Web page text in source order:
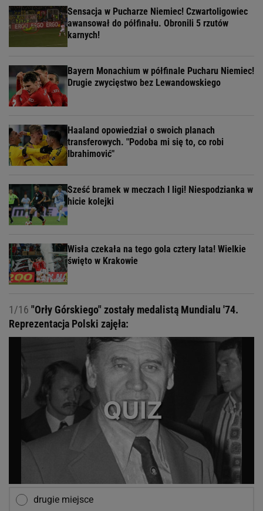
Sensacja w Pucharze Niemiec! Czwartoligowiec
awansował do półfinału. Obronili 5 rzutów
karnych!
Bayern Monachium w półfinale Pucharu Niemiec!
Drugie zwycięstwo bez Lewandowskiego
Haaland opowiedział o swoich planach
transferowych. "Podoba mi się to, co robi
Ibrahimović"
Sześć bramek w meczach I ligi! Niespodzianka w
hicie kolejki
Wisła czekała na tego gola cztery lata! Wielkie
święto w Krakowie
1/16 "Orły Górskiego" zostały medalistą Mundialu '74.
Reprezentacja Polski zajęła:
drugie miejsce